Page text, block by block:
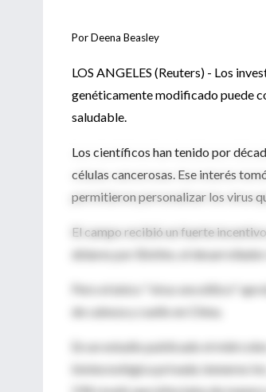
Por Deena Beasley
LOS ANGELES (Reuters) - Los
genéticamente modificado puede
saludable.
Los científicos han tenido por
células cancerosas. Ese interés
permitieron personalizar los virus
El campo recibió un fuerte
dólares por BioVex, el
Pero el único "virus oncolítico"
de cabeza y cuello en China.
En un estudio publicado el
biotecnológica privada Jennerex